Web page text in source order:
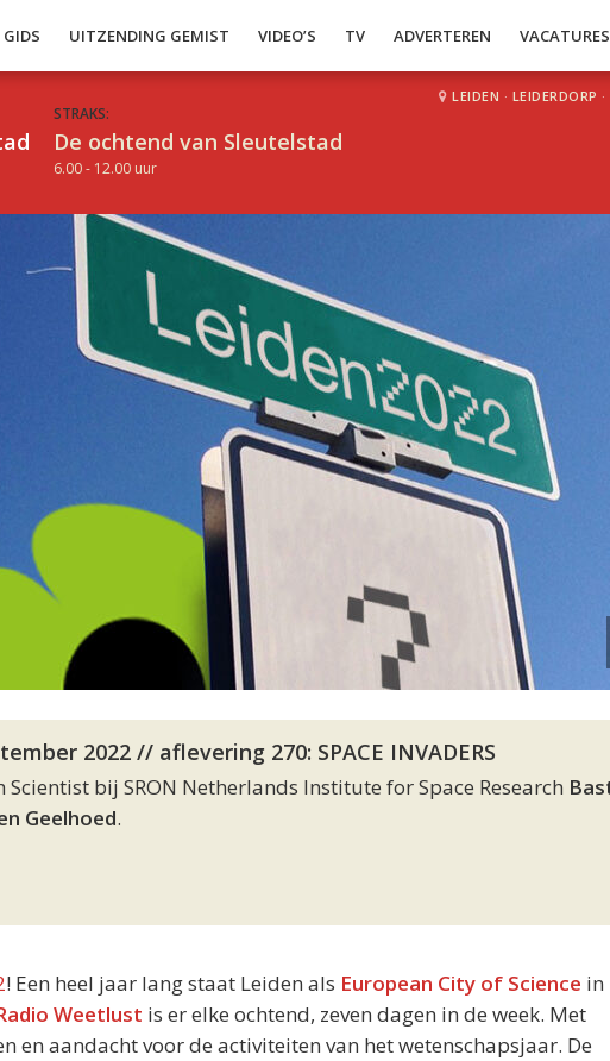
GIDS UITZENDING GEMIST VIDEO’S TV ADVERTEREN VACATURES
STRAKS:
De ochtend van Sleutelstad
6.00 - 12.00 uur
LEIDEN · LEIDERDORP ·
2022 // aflevering 270: SPACE INVADERS
bij SRON Netherlands Institute for Space Research
Geelhoed.
! Een heel jaar lang staat Leiden als European City of Science in
Weetlust is er elke ochtend, zeven dagen in de week. Met
en aandacht voor de activiteiten van het wetenschapsjaar. De